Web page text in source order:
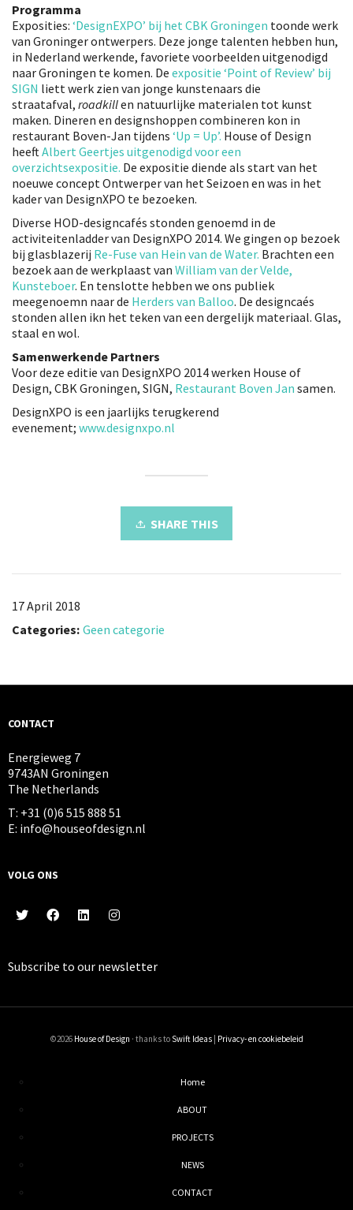
Programma
Exposities: ‘DesignEXPO’ bij het CBK Groningen toonde werk
van Groninger ontwerpers. Deze jonge talenten hebben hun,
in Nederland werkende, favoriete voorbeelden uitgenodigd
naar Groningen te komen. De expositie ‘Point of Review’ bij
SIGN liett werk zien van jonge kunstenaars die
straatafval, roadkillen natuurlijke materialen tot kunst
maken. Dineren en designshoppen combineren kon in
restaurant Boven-Jan tijdens ‘Up = Up’. House of Design
heeft Albert Geertjes uitgenodigd voor een
overzichtsexpositie. De expositie diende als start van het
noeuwe concept Ontwerper van het Seizoen en was in het
kader van DesignXPO te bezoeken.
Diverse HOD-designcafés stonden genoemd in de
activiteitenladder van DesignXPO 2014. We gingen op bezoek
bij glasblazerij Re-Fuse van Hein van de Water. Brachten een
bezoek aan de werkplaast van William van der Velde,
Kunsteboer. En tenslotte hebben we ons publiek
meegenoemn naar de Herders van Balloo. De designcaés
stonden allen ikn het teken van een dergelijk materiaal. Glas,
staal en wol.
Samenwerkende Partners
Voor deze editie van DesignXPO 2014 werken House of
Design, CBK Groningen, SIGN, Restaurant Boven Jan samen.
DesignXPO is een jaarlijks terugkerend
evenement; www.designxpo.nl
SHARE THIS
17 April 2018
Categories: Geen categorie
CONTACT
Energieweg 7
9743AN Groningen
The Netherlands
T: +31 (0)6 515 888 51
E: info@houseofdesign.nl
VOLG ONS
Subscribe to our newsletter
©2026 House of Design · thanks to Swift Ideas| Privacy- en cookiebeleid
Home
ABOUT
PROJECTS
NEWS
CONTACT